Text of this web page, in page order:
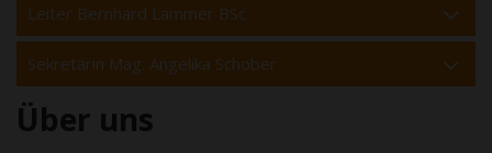
Leiter Bernhard Lammer BSc
Sekretärin Mag. Angelika Schober
Über uns